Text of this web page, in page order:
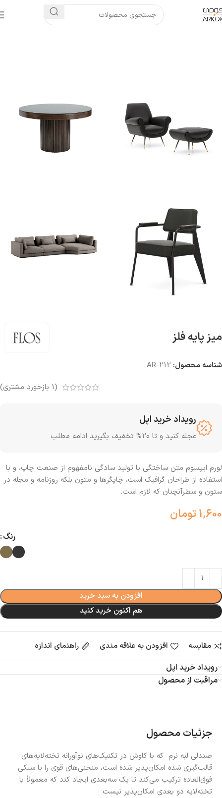
میز پایه فلز
شناسه محصول: AR-212
(
1 بازخورد مشتری)
رویداد خرید اپل
عجله کنید و تا 20% تخفیف بگیرید ادامه مطلب
لورم ایپسوم متن ساختگی با تولید سادگی نامفهوم از صنعت چاپ، و با
استفاده از طراحان گرافیک است، چاپگرها و متون بلکه روزنامه و مجله در
ستون و سطرآنچنان که لازم است.
1,600تومان
رنگ
افزودن به سبد خرید
هم اکنون خرید کنید
مقایسه افزودن به علاقه مندی راهنمای اندازه
رویداد خرید اپل
مراقبت از محصول
جزئیات محصول
صندلی لبه نرم که با کاوش در تکنیک‌های نوآورانه تخته‌لایه‌های
قالب‌گیری شده امکان‌پذیر شده است، منحنی‌های قوی را با سبکی
فوق‌العاده ترکیب می‌کند تا یک سه‌بعدی ایجاد کند که معمولاً با
تخته‌لایه دو بعدی امکان‌پذیر نیست